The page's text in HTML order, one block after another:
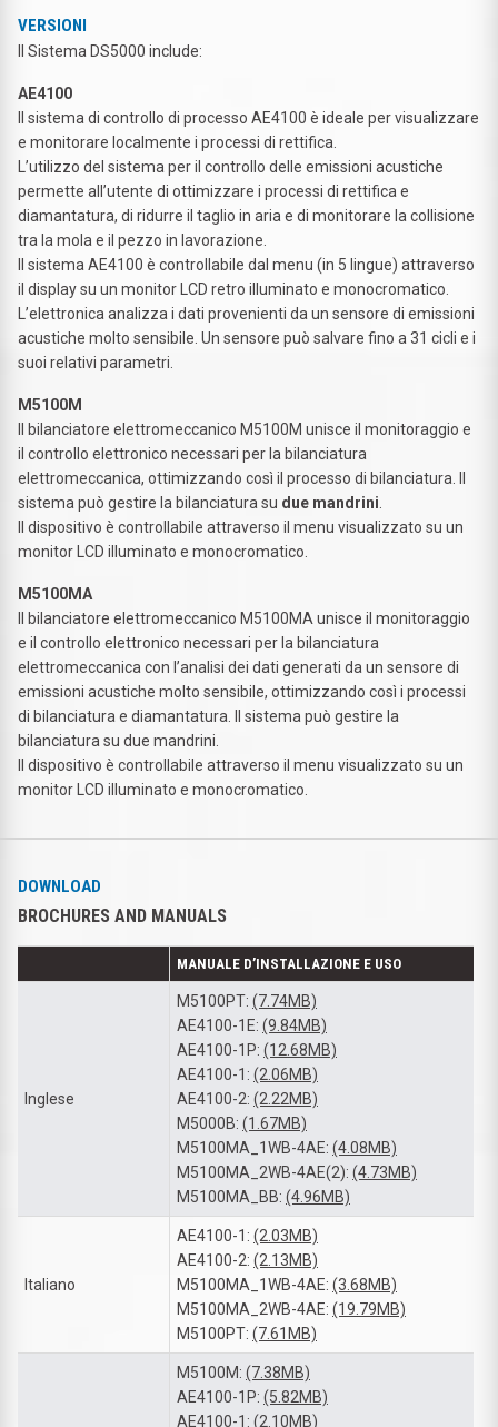
VERSIONI
Il Sistema DS5000 include:
AE4100
Il sistema di controllo di processo AE4100 è ideale per visualizzare
e monitorare localmente i processi di rettifica.
L’utilizzo del sistema per il controllo delle emissioni acustiche
permette all’utente di ottimizzare i processi di rettifica e
diamantatura, di ridurre il taglio in aria e di monitorare la collisione
tra la mola e il pezzo in lavorazione.
Il sistema AE4100 è controllabile dal menu (in 5 lingue) attraverso
il display su un monitor LCD retro illuminato e monocromatico.
L’elettronica analizza i dati provenienti da un sensore di emissioni
acustiche molto sensibile. Un sensore può salvare fino a 31 cicli e i
suoi relativi parametri.
M5100M
Il bilanciatore elettromeccanico M5100M unisce il monitoraggio e
il controllo elettronico necessari per la bilanciatura
elettromeccanica, ottimizzando così il processo di bilanciatura. Il
sistema può gestire la bilanciatura su due mandrini
Il dispositivo è controllabile attraverso il menu visualizzato su un
monitor LCD illuminato e monocromatico.
M5100MA
Il bilanciatore elettromeccanico M5100MA unisce il monitoraggio
e il controllo elettronico necessari per la bilanciatura
elettromeccanica con l’analisi dei dati generati da un sensore di
emissioni acustiche molto sensibile, ottimizzando così i processi
di bilanciatura e diamantatura. Il sistema può gestire la
bilanciatura su due mandrini.
Il dispositivo è controllabile attraverso il menu visualizzato su un
monitor LCD illuminato e monocromatico.
DOWNLOAD
BROCHURES AND MANUALS
MANUALE D’INSTALLAZIONE E USO
Inglese
M5100PT: (7.74MB)
AE4100-1E: (9.84MB)
AE4100-1P: (12.68MB)
AE4100-1: (2.06MB)
AE4100-2: (2.22MB)
M5000B: (1.67MB)
M5100MA_1WB-4AE: (4.08MB)
M5100MA_2WB-4AE(2): (4.73MB)
M5100MA_BB: (4.96MB)
Italiano
AE4100-1: (2.03MB)
AE4100-2: (2.13MB)
M5100MA_1WB-4AE: (3.68MB)
M5100MA_2WB-4AE: (19.79MB)
M5100PT: (7.61MB)
M5100M: (7.38MB)
AE4100-1P: (5.82MB)
AE4100-1: (2.10MB)